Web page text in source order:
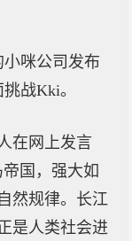
咪公司发布
战Kki。
在网上发言
国，强大如
然规律。长江
是人类社会进